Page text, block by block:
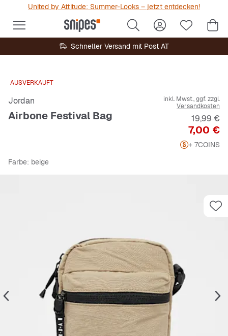
United by Attitude: Summer-Looks – jetzt entdecken!
Schneller Versand mit Post AT
AUSVERKAUFT
Jordan
Airbone Festival Bag
inkl. Mwst., ggf. zzgl.
Versandkosten
Preis
7,00 €
19,99 €
+ 7COINS
Farbe: beige